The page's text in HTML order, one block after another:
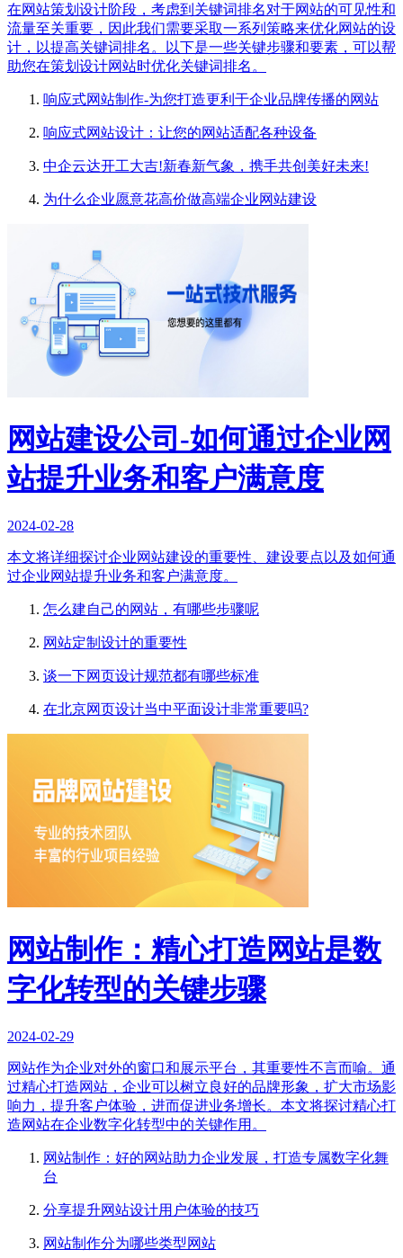
在网站策划设计阶段，考虑到关键词排名对于网站的可见性和
流量至关重要，因此我们需要采取一系列策略来优化网站的设
计，以提高关键词排名。以下是一些关键步骤和要素，可以帮
助您在策划设计网站时优化关键词排名。
响应式网站制作-为您打造更利于企业品牌传播的网站
响应式网站设计：让您的网站适配各种设备
中企云达开工大吉!新春新气象，携手共创美好未来!
为什么企业愿意花高价做高端企业网站建设
网站建设公司-如何通过企业网
站提升业务和客户满意度
2024-02-28
本文将详细探讨企业网站建设的重要性、建设要点以及如何通
过企业网站提升业务和客户满意度。
怎么建自己的网站，有哪些步骤呢
网站定制设计的重要性
谈一下网页设计规范都有哪些标准
在北京网页设计当中平面设计非常重要吗?
网站制作：精心打造网站是数
字化转型的关键步骤
2024-02-29
网站作为企业对外的窗口和展示平台，其重要性不言而喻。通
过精心打造网站，企业可以树立良好的品牌形象，扩大市场影
响力，提升客户体验，进而促进业务增长。本文将探讨精心打
造网站在企业数字化转型中的关键作用。
网站制作：好的网站助力企业发展，打造专属数字化舞
台
分享提升网站设计用户体验的技巧
网站制作分为哪些类型网站